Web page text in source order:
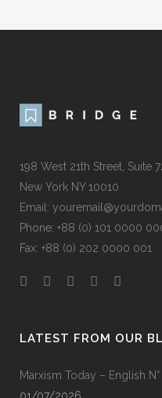
198 West 21th Street, Suite
New York NY 10010
Email:
Phone: +88 (0) 101 0000
Fax: +88 (0) 202 0000 001
LATEST FROM OUR
Marxism Today – English N°
01/07/2026